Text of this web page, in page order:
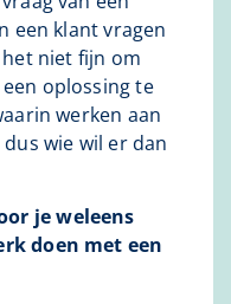
een klant vragen
niet fijn om
oplossing te
werken aan
wie wil er dan
je weleens
doen met een